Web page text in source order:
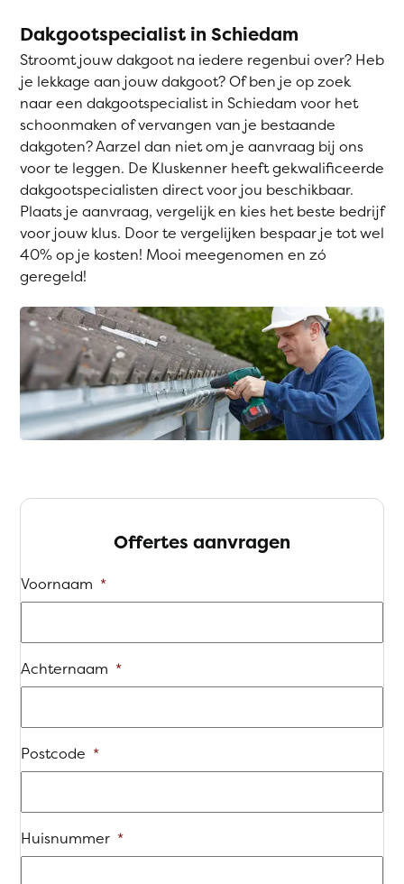
Dakgootspecialist in Schiedam
Stroomt jouw dakgoot na iedere regenbui over? Heb
je lekkage aan jouw dakgoot? Of ben je op zoek
naar een dakgootspecialist in Schiedam voor het
schoonmaken of vervangen van je bestaande
dakgoten? Aarzel dan niet om je aanvraag bij ons
voor te leggen. De Kluskenner heeft gekwalificeerde
dakgootspecialisten direct voor jou beschikbaar.
Plaats je aanvraag, vergelijk en kies het beste bedrijf
voor jouw klus. Door te vergelijken bespaar je tot wel
40% op je kosten! Mooi meegenomen en zó
geregeld!
Offertes aanvragen
Voornaam *
Achternaam *
Postcode *
Huisnummer *